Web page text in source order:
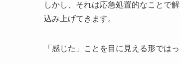
しかし、それは応急処置的なことで
込み上げてきます。
「感じた」ことを目に見える形では